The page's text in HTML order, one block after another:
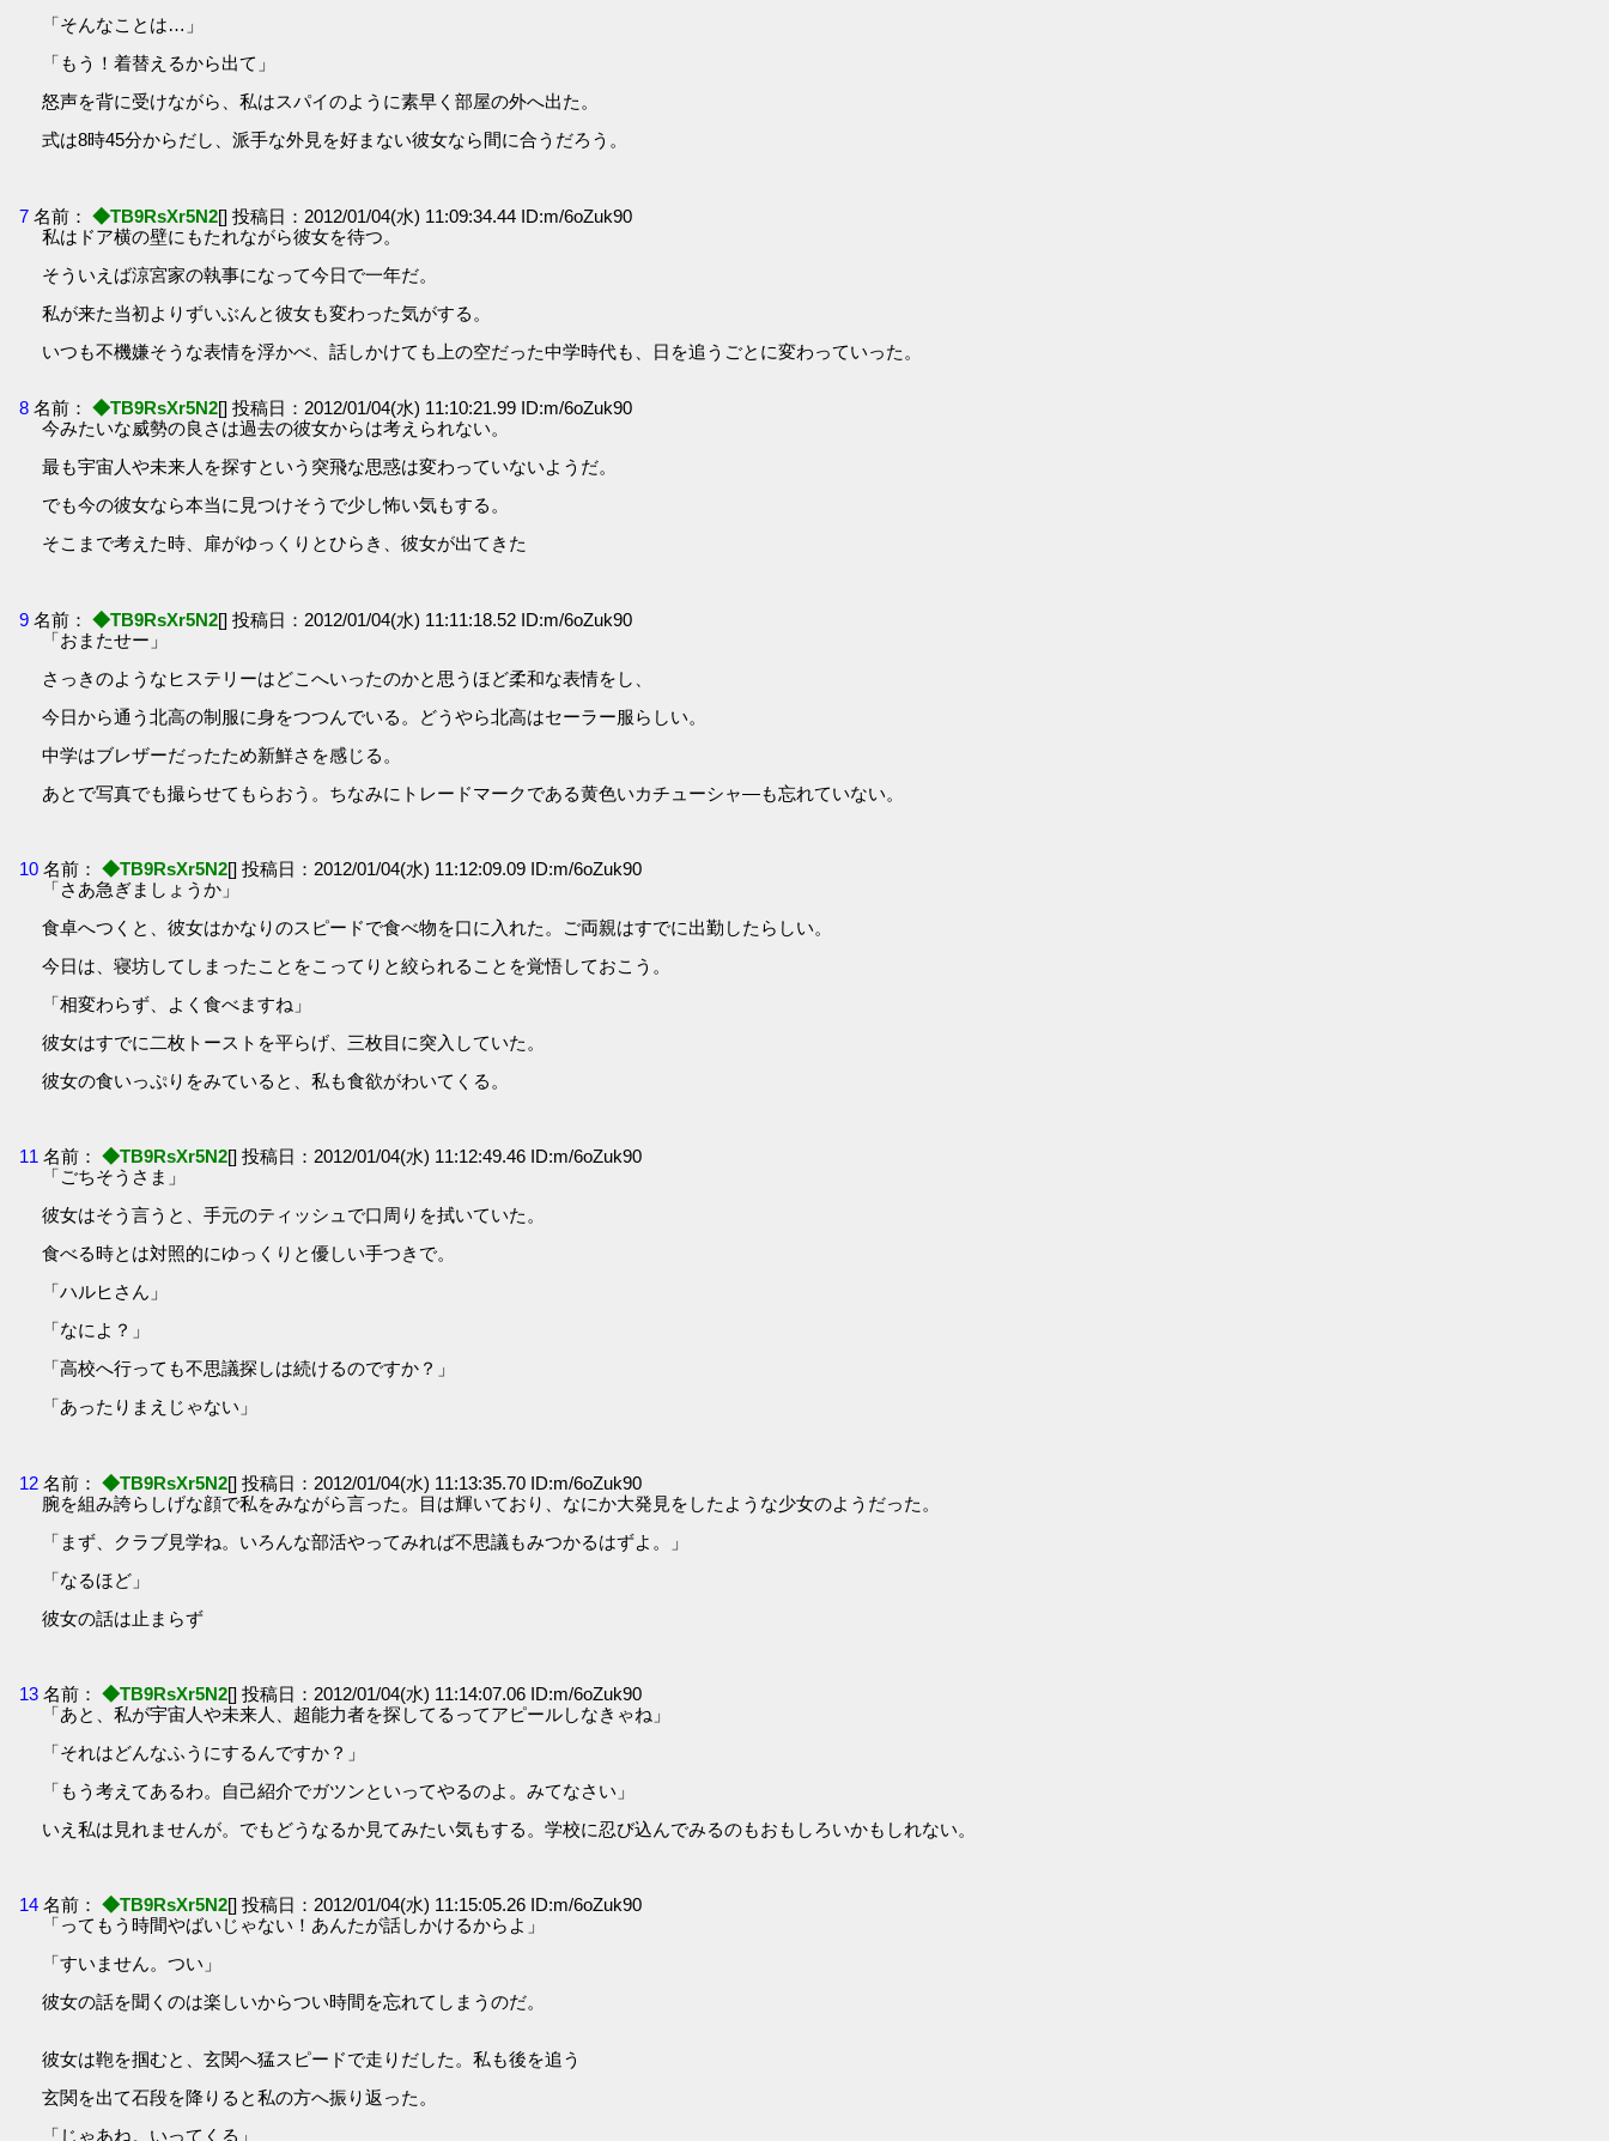
「そんなことは…」
「もう！着替えるから出て」
怒声を背に受けながら、私はスパイのように素早く部屋の外へ出た。
式は8時45分からだし、派手な外見を好まない彼女なら間に合うだろう。
7 名前： ◆TB9RsXr5N2[] 投稿日：2012/01/04(水) 11:09:34.44 ID:m/6oZuk90
私はドア横の壁にもたれながら彼女を待つ。
そういえば涼宮家の執事になって今日で一年だ。
私が来た当初よりずいぶんと彼女も変わった気がする。
いつも不機嫌そうな表情を浮かべ、話しかけても上の空だった中学時代も、日を追うごとに変わっていった。
8 名前： ◆TB9RsXr5N2[] 投稿日：2012/01/04(水) 11:10:21.99 ID:m/6oZuk90
今みたいな威勢の良さは過去の彼女からは考えられない。
最も宇宙人や未来人を探すという突飛な思惑は変わっていないようだ。
でも今の彼女なら本当に見つけそうで少し怖い気もする。
そこまで考えた時、扉がゆっくりとひらき、彼女が出てきた
9 名前： ◆TB9RsXr5N2[] 投稿日：2012/01/04(水) 11:11:18.52 ID:m/6oZuk90
「おまたせー」
さっきのようなヒステリーはどこへいったのかと思うほど柔和な表情をし、
今日から通う北高の制服に身をつつんでいる。どうやら北高はセーラー服らしい。
中学はブレザーだったため新鮮さを感じる。
あとで写真でも撮らせてもらおう。ちなみにトレードマークである黄色いカチューシャ―も忘れていない。
10 名前： ◆TB9RsXr5N2[] 投稿日：2012/01/04(水) 11:12:09.09 ID:m/6oZuk90
「さあ急ぎましょうか」
食卓へつくと、彼女はかなりのスピードで食べ物を口に入れた。ご両親はすでに出勤したらしい。
今日は、寝坊してしまったことをこってりと絞られることを覚悟しておこう。
「相変わらず、よく食べますね」
彼女はすでに二枚トーストを平らげ、三枚目に突入していた。
彼女の食いっぷりをみていると、私も食欲がわいてくる。
11 名前： ◆TB9RsXr5N2[] 投稿日：2012/01/04(水) 11:12:49.46 ID:m/6oZuk90
「ごちそうさま」
彼女はそう言うと、手元のティッシュで口周りを拭いていた。
食べる時とは対照的にゆっくりと優しい手つきで。
「ハルヒさん」
「なによ？」
「高校へ行っても不思議探しは続けるのですか？」
「あったりまえじゃない」
12 名前： ◆TB9RsXr5N2[] 投稿日：2012/01/04(水) 11:13:35.70 ID:m/6oZuk90
腕を組み誇らしげな顔で私をみながら言った。目は輝いており、なにか大発見をしたような少女のようだった。
「まず、クラブ見学ね。いろんな部活やってみれば不思議もみつかるはずよ。」
「なるほど」
彼女の話は止まらず
13 名前： ◆TB9RsXr5N2[] 投稿日：2012/01/04(水) 11:14:07.06 ID:m/6oZuk90
「あと、私が宇宙人や未来人、超能力者を探してるってアピールしなきゃね」
「それはどんなふうにするんですか？」
「もう考えてあるわ。自己紹介でガツンといってやるのよ。みてなさい」
いえ私は見れませんが。でもどうなるか見てみたい気もする。学校に忍び込んでみるのもおもしろいかもしれない。
14 名前： ◆TB9RsXr5N2[] 投稿日：2012/01/04(水) 11:15:05.26 ID:m/6oZuk90
「ってもう時間やばいじゃない！あんたが話しかけるからよ」
「すいません。つい」
彼女の話を聞くのは楽しいからつい時間を忘れてしまうのだ。
彼女は鞄を掴むと、玄関へ猛スピードで走りだした。私も後を追う
玄関を出て石段を降りると私の方へ振り返った。
「じゃあね。いってくる」